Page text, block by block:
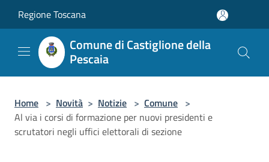
Regione Toscana
Comune di Castiglione della
Pescaia
Home > Novità > Notizie > Comune >
Al via i corsi di formazione per nuovi presidenti e
scrutatori negli uffici elettorali di sezione